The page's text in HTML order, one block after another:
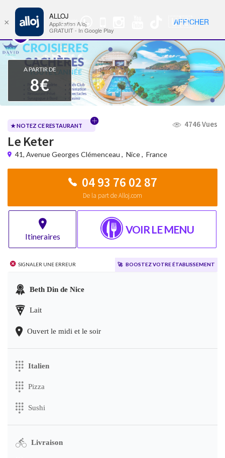
Groupe
WhatsApp
🇺🇸 Nav
A PARTIR DE
8€
★ NOTEZ CE RESTAURANT 4746 Vues
Le Keter
41, Avenue Georges Clémenceau , Nice, France
04 93 76 02 87
De la part de Alloj.com
Itineraires
VOIR LE MENU
Signaler une erreur 🚀 Boostez votre établissement
Beth Din de Nice
Lait
Ouvert le midi et le soir
Italien
Pizza
Sushi
Livraison
×
ALLOJ
Application Alloj
GRATUIT - In Google Play
AFFICHER